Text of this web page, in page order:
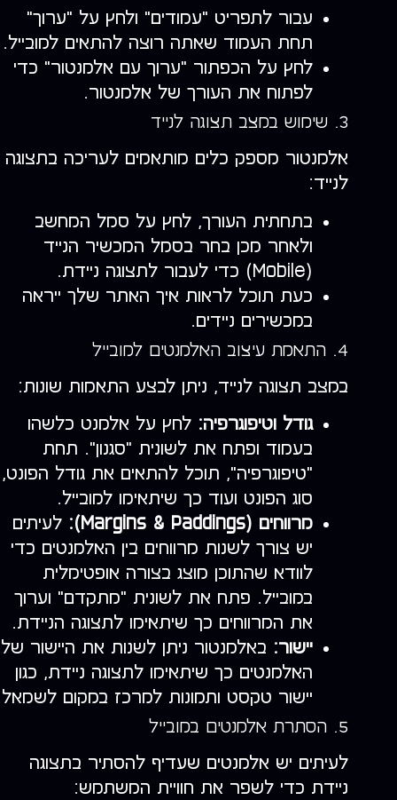
עבור לתפריט "עמודים" ולחץ על "ערוך"
תחת העמוד שאתה רוצה להתאים למובייל.
לחץ על הכפתור "ערוך עם אלמנטור" כדי
לפתוח את העורך של אלמנטור.
3. שימוש במצב תצוגה לנייד
אלמנטור מספק כלים מותאמים לעריכה בתצוגה
לנייד:
בתחתית העורך, לחץ על סמל המחשב
ולאחר מכן בחר בסמל המכשיר הנייד
(Mobile) כדי לעבור לתצוגה ניידת.
כעת תוכל לראות איך האתר שלך ייראה
במכשירים ניידים.
4. התאמת עיצוב האלמנטים למובייל
במצב תצוגה לנייד, ניתן לבצע התאמות שונות:
גודל וטיפוגרפיה: לחץ על אלמנט כלשהו
בעמוד ופתח את לשונית "סגנון". תחת
"טיפוגרפיה", תוכל להתאים את גודל הפונט,
סוג הפונט ועוד כך שיתאימו למובייל.
מרווחים (Margins & Paddings):
לעיתים
יש צורך לשנות מרווחים בין האלמנטים כדי
לוודא שהתוכן מוצג בצורה אופטימלית
במובייל. פתח את לשונית "מתקדם" וערוך
את המרווחים כך שיתאימו לתצוגה הניידת.
יישור: באלמנטור ניתן לשנות את היישור של
האלמנטים כך שיתאימו לתצוגה ניידת, כגון
יישור טקסט ותמונות למרכז במקום
5. הסתרת אלמנטים במובייל
לעיתים יש אלמנטים שעדיף להסתיר בתצוגה
ניידת כדי לשפר את חוויית המשתמש: